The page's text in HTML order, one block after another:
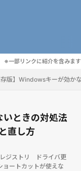
※一部リンクに紹介を含みます
存版】Windowsキーが効か
いときの対処法
直し方
レジストリ ドライバ更
ョートカットが使えな